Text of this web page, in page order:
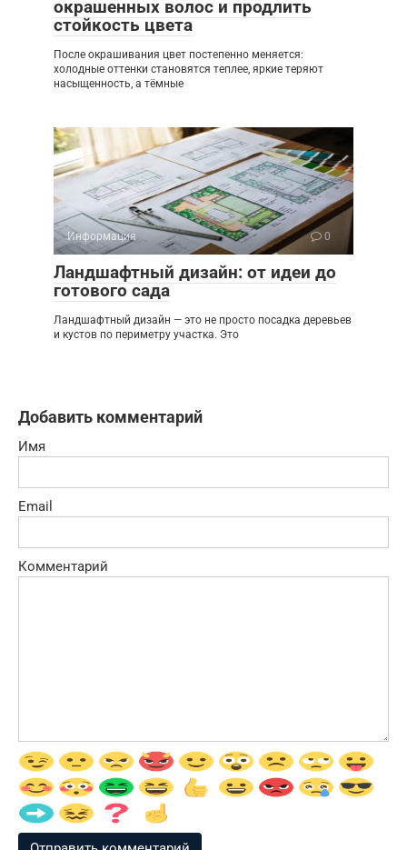
окрашенных волос и продлить
стойкость цвета
После окрашивания цвет постепенно меняется:
холодные оттенки становятся теплее, яркие теряют
насыщенность, а тёмные
Информация 0
Ландшафтный дизайн: от идеи до
готового сада
Ландшафтный дизайн — это не просто посадка деревьев
и кустов по периметру участка. Это
Добавить комментарий
Имя
Email
Комментарий